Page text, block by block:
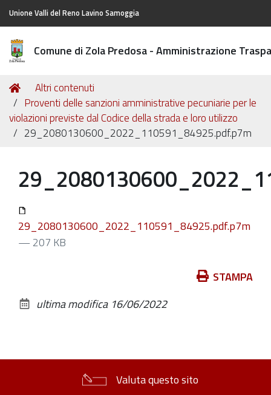
Unione Valli del Reno Lavino Samoggia
Comune di Zola Predosa - Amministrazione
Tu
sei
qui:
Home
Altri contenuti
Proventi delle sanzioni amministrative pecuniarie per le
violazioni previste dal Codice della strada e loro utilizzo
29_2080130600_2022_110591_84925.pdf.p7m
29_2080130600_2022_110591_84925.pdf.p7m
— 207 KB
documento
STAMPA
ultima modifica 16/06/2022
Valuta questo sito